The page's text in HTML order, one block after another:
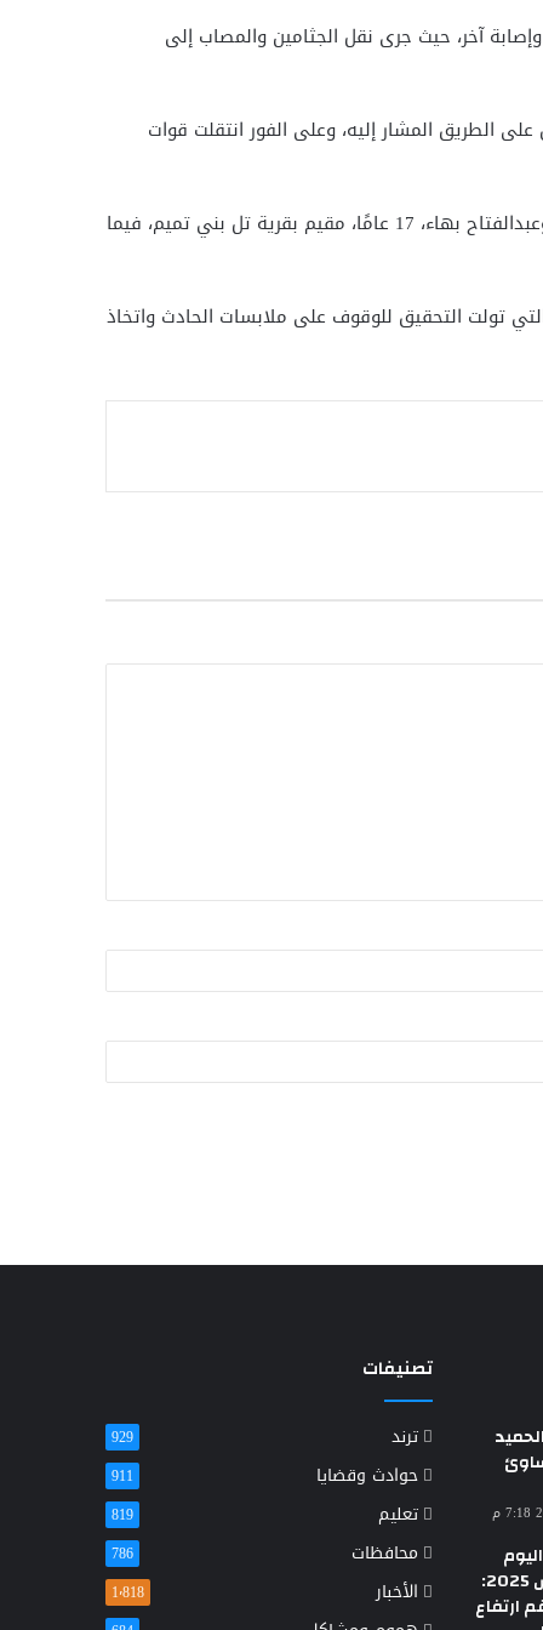
آخر، حيث جرى نقل الجثامين والمصاب إلى
الطريق المشار إليه، وعلى الفور انتقلت قوات
وبالفحص والمعاينة، تبين مصرع كل من عبدالله عبدالحكيم، 22 عامًا، مقيم بقرية عرب غانم، وعمرو م، مقيم بقرية كفر أبو زايد، وعبدالفتاح بهاء، 17 عامًا، مقيم بقرية تل بني تميم، فيما
تولت التحقيق للوقوف على ملابسات الحادث واتخاذ
الأحد 23 مارس 2025:
ارتفاع
تصنيفات
ترند 929
حوادث وقضايا 911
تعليم 819
محافظات 786
الأخبار 1٬818